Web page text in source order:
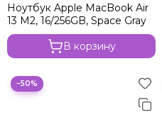
Ноутбук Apple MacBook Air
13 M2, 16/256GB, Space Gray
В корзину
−50%